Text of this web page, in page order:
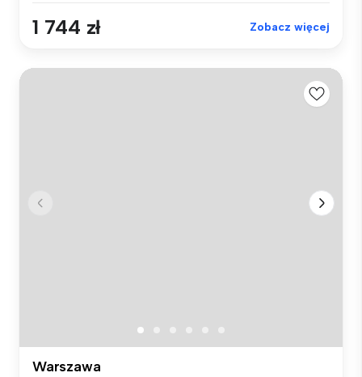
1 744 zł Zobacz więcej
Warszawa